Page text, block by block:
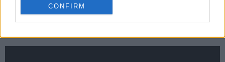
CONFIRM
αντιμετωπίζουν τουςΣέλτικς